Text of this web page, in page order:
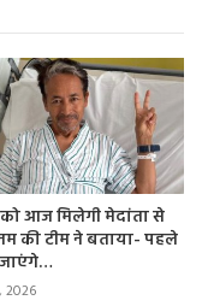
संभावना है। वहीं
का अनुमान है। वहीं
अनुमान है।
आज मिलेगी मेदांता से
की टीम ने बताया- पहले
2026